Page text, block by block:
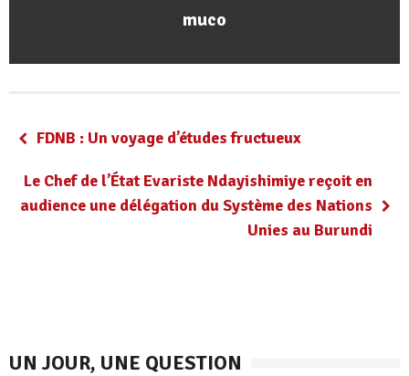
muco
FDNB : Un voyage d’études fructueux
Le Chef de l’État Evariste Ndayishimiye reçoit en
audience une délégation du Système des Nations
Unies au Burundi
UN JOUR, UNE QUESTION